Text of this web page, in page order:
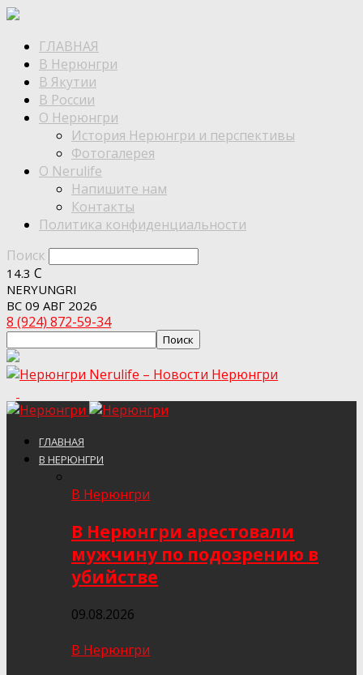
ГЛАВНАЯ
В Нерюнгри
В Якутии
В России
О Нерюнгри
История Нерюнгри и перспективы
Фотогалерея
О Nerulife
Напишите нам
Контакты
Политика конфиденциальности
Поиск
14.3 C
NERYUNGRI
ВС 09 АВГ 2026
8 (924) 872-59-34
Nerulife – Новости Нерюнгри
ГЛАВНАЯ
В НЕРЮНГРИ
В Нерюнгри
В Нерюнгри арестовали
мужчину по подозрению в
убийстве
09.08.2026
В Нерюнгри